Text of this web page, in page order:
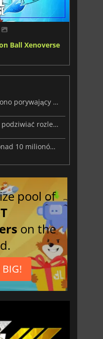
Ball Xenoverse
W Dragon Ball Xenoverse 3 ujawniono porywający filmik z rozgrywką
W Dragon Ball Xenoverse 3 można podziwiać rozległą rozgrywkę w West City
Dragon Ball Z: Kakarot sprzedał ponad 10 milionów egzemplarzy na świecie
pool of
on the